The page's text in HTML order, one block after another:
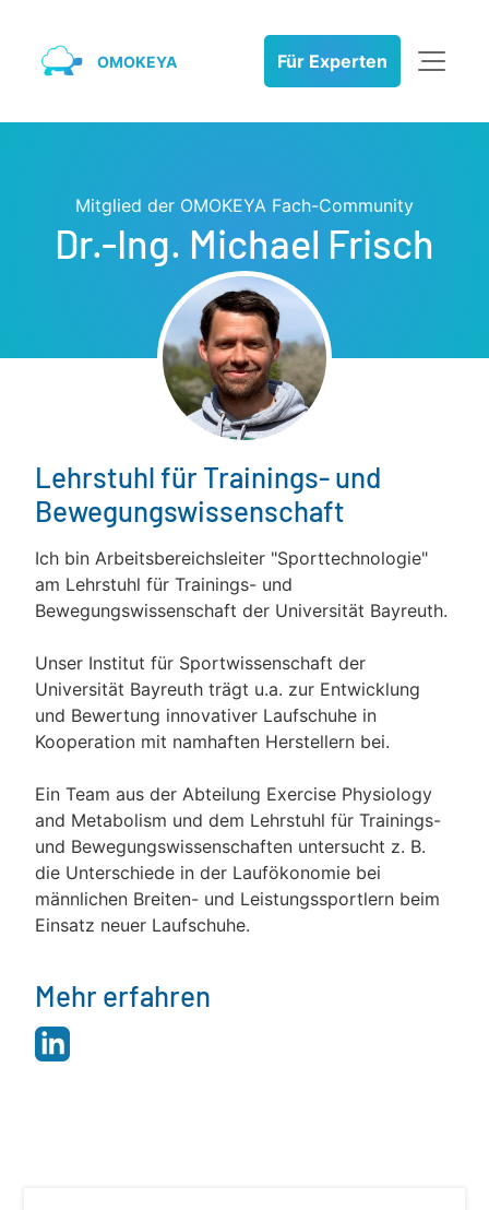
OMOKEYA Für Experten
Mitglied der OMOKEYA Fach-Community
Dr.-Ing. Michael Frisch
Lehrstuhl für Trainings- und
Bewegungswissenschaft
Ich bin Arbeitsbereichsleiter "Sporttechnologie"
am Lehrstuhl für Trainings- und
Bewegungswissenschaft der Universität Bayreuth.
Unser Institut für Sportwissenschaft der
Universität Bayreuth trägt u.a. zur Entwicklung
und Bewertung innovativer Laufschuhe in
Kooperation mit namhaften Herstellern bei.
Ein Team aus der Abteilung Exercise Physiology
and Metabolism und dem Lehrstuhl für Trainings-
und Bewegungswissenschaften untersucht z. B.
die Unterschiede in der Laufökonomie bei
männlichen Breiten- und Leistungssportlern beim
Einsatz neuer Laufschuhe.
Mehr erfahren